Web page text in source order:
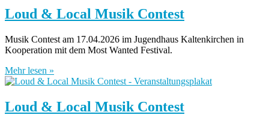
Loud & Local Musik Contest
Musik Contest am 17.04.2026 im Jugendhaus Kaltenkirchen in
Kooperation mit dem Most Wanted Festival.
Mehr lesen »
Loud & Local Musik Contest